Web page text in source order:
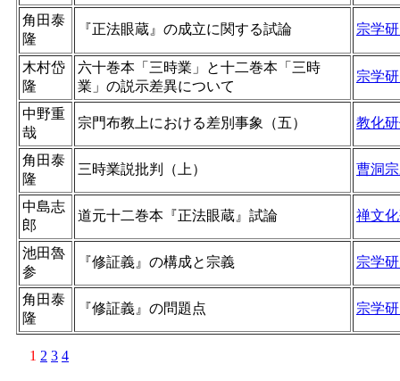
角田泰
隆
『正法眼蔵』の成立に関する試論 宗学
木村岱
隆
六十巻本「三時業」と十二巻本「三時
業」の説示差異について
宗学
中野重
哉
宗門布教上における差別事象（五） 教化
角田泰
隆
三時業説批判（上） 曹洞
中島志
郎
道元十二巻本『正法眼蔵』試論 禅文
池田魯
参
『修証義』の構成と宗義 宗学
角田泰
隆
『修証義』の問題点 宗学
1 2 3 4